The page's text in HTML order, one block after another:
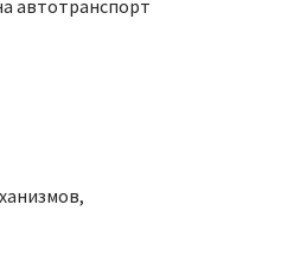
автотранспорт